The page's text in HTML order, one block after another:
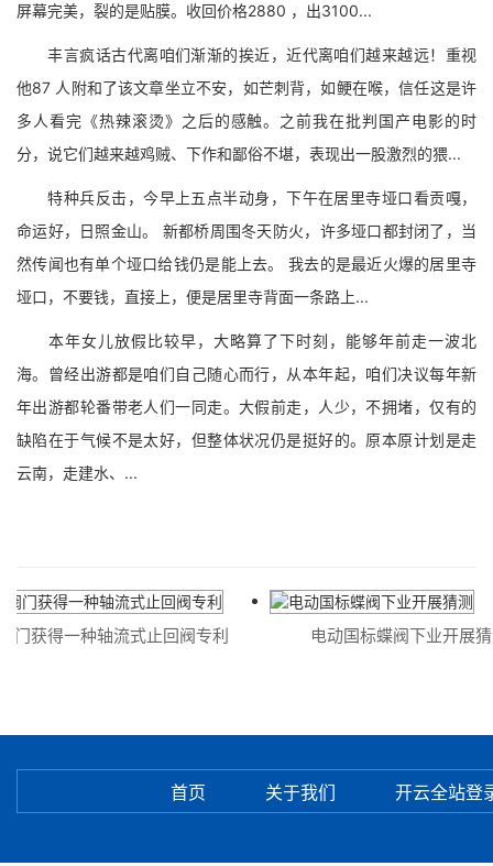
屏幕完美，裂的是贴膜。收回价格2880 ，出3100...
丰言疯话古代离咱们渐渐的挨近，近代离咱们越来越远！重视
他87 人附和了该文章坐立不安，如芒刺背，如鲠在喉，信任这是许
多人看完《热辣滚烫》之后的感触。之前我在批判国产电影的时
分，说它们越来越鸡贼、下作和鄙俗不堪，表现出一股激烈的猥...
特种兵反击，今早上五点半动身，下午在居里寺垭口看贡嘎，
命运好，日照金山。 新都桥周围冬天防火，许多垭口都封闭了，当
然传闻也有单个垭口给钱仍是能上去。 我去的是最近火爆的居里寺
垭口，不要钱，直接上，便是居里寺背面一条路上...
本年女儿放假比较早，大略算了下时刻，能够年前走一波北
海。曾经出游都是咱们自己随心而行，从本年起，咱们决议每年新
年出游都轮番带老人们一同走。大假前走，人少，不拥堵，仅有的
缺陷在于气候不是太好，但整体状况仍是挺好的。原本原计划是走
云南，走建水、...
获得一种轴流式止回阀专利 电动国标蝶阀下业开展猜测
首页 关于我们 开云全站登